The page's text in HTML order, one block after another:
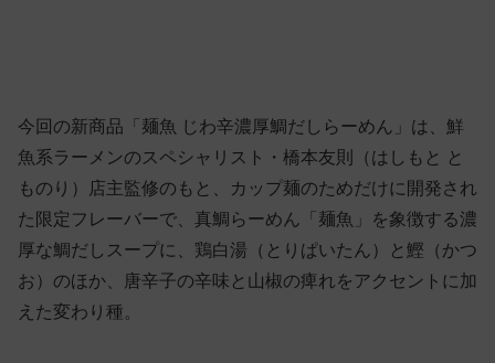
今回の新商品「麺魚 じわ辛濃厚鯛だしらーめん」は、鮮
魚系ラーメンのスペシャリスト・橋本友則（はしもと と
ものり）店主監修のもと、カップ麺のためだけに開発され
た限定フレーバーで、真鯛らーめん「麺魚」を象徴する濃
厚な鯛だしスープに、鶏白湯（とりぱいたん）と鰹（かつ
お）のほか、唐辛子の辛味と山椒の痺れをアクセントに加
えた変わり種。